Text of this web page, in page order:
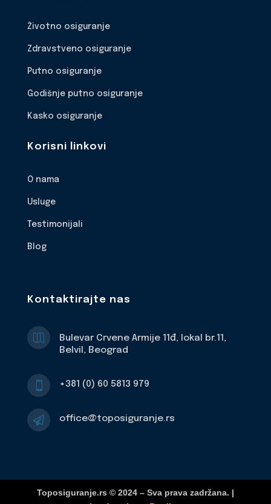
Životno osiguranje
Zdravstveno osiguranje
Putno osiguranje
Godišnje putno osiguranje
Kasko osiguranje
Korisni linkovi
O nama
Usluge
Testimonijali
Blog
Kontaktirajte nas

Bulevar Crvene Armije 11đ, lokal br.11,
Belvil, Beograd
 +381 (0) 60 5813 979
 office@toposiguranje.rs
Toposiguranje.rs © 2024 – Sva prava zadržana. |